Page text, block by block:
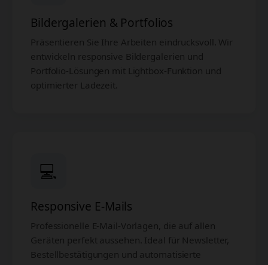
Bildergalerien & Portfolios
Präsentieren Sie Ihre Arbeiten eindrucksvoll. Wir
entwickeln responsive Bildergalerien und
Portfolio-Lösungen mit Lightbox-Funktion und
optimierter Ladezeit.
💻
Responsive E-Mails
Professionelle E-Mail-Vorlagen, die auf allen
Geräten perfekt aussehen. Ideal für Newsletter,
Bestellbestätigungen und automatisierte